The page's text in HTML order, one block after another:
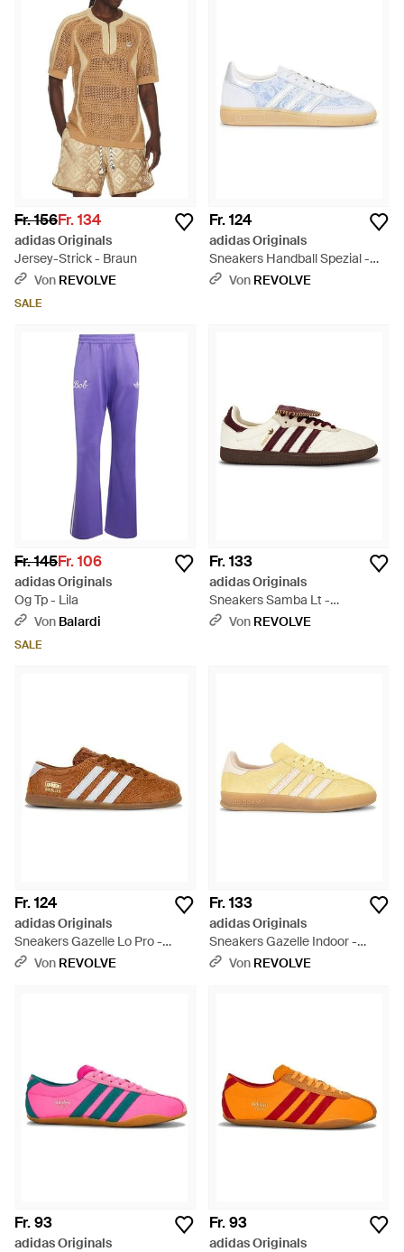
Fr. 156Fr. 134
adidas Originals
Jersey-Strick - Braun
Von REVOLVE
SALE
Fr. 124
adidas Originals
Sneakers Handball Spezial -
WeißVon REVOLVE
Fr. 145Fr. 106
adidas Originals
Og Tp - Lila
Von Balardi
SALE
Fr. 133
adidas Originals
Sneakers Samba Lt -
Mehrfarbig
Von REVOLVE
Fr. 124
adidas Originals
Sneakers Gazelle Lo Pro -
Braun
Von REVOLVE
Fr. 133
adidas Originals
Sneakers Gazelle Indoor -
Mehrfarbig
Von REVOLVE
Fr. 93
adidas Originals
Fr. 93
adidas Originals